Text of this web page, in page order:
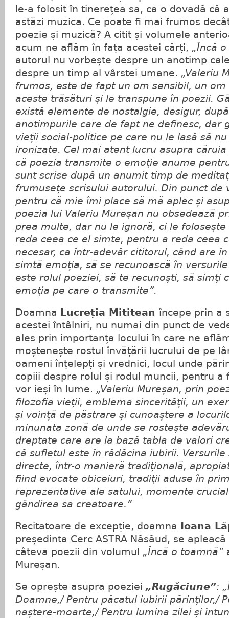
le-a folosit în tinerețea sa, ca o dovadă că
astăzi muzica. Ce poate fi mai frumos
poezie și muzică? A citit și volumele
acum ne aflăm în fața acestei cărți, „Încă
autorul nu vorbește despre un anotimp
despre un timp al vârstei umane. „Valeriu
frumos, este de fapt un om sensibil, un
aceste trăsături și le transpune în poezii.
există elemente de nostalgie, desigur,
anotimpurile care de fapt ne definesc, dar
vieții social-politice pe care nu le lasă să
ironizate. Cel mai atent lucru asupra
că poezia transmite o emoție anume
sunt scrise după un anumit timp de
frumusețe scrisului autorului. Din punct de
pentru că mie îmi place să mă aplec și
poezia lui Valeriu Mureșan nu obsedează
prea multe, dar nu le ignoră, ci le
reda ceea ce el simte, pentru a reda ceea
necesar, ca într-adevăr cititorul, când are
simtă emoția, să se recunoască în
este rolul poeziei, să te recunoști, să simți
emoția pe care o transmite”.
Doamna Lucreția Mititean începe prin a
acestei întâlniri, nu numai din punct de
ales prin importanța locului în care ne
moștenește rostul învățării lucrului de pe
oameni înțelepți și vrednici, locul unde
copiii despre rolul și rodul muncii, pentru a
vor ieși în lume. „Valeriu Mureșan, prin
filozofia vieții, emblema sincerității, un
și voință de păstrare și cunoaștere a
minunata zonă de unde se rostește
dreptate care are la bază tabla de valori
că sufletul este în rădăcina iubirii.
directe, într-o manieră tradițională,
fiind evocate obiceiuri, tradiții aduse în
reprezentative ale satului, momente
gândirea sa creatoare.”
Recitatoare de excepție, doamna
Ioana
președinta Cerc ASTRA Năsăud, se
câteva poezii din volumul „Încă o toamnă”
Mureșan.
Se oprește asupra poeziei „Rugăciune”:
Doamne,/ Pentru păcatul iubirii părinților,/
naștere-moarte,/ Pentru lumina zilei și